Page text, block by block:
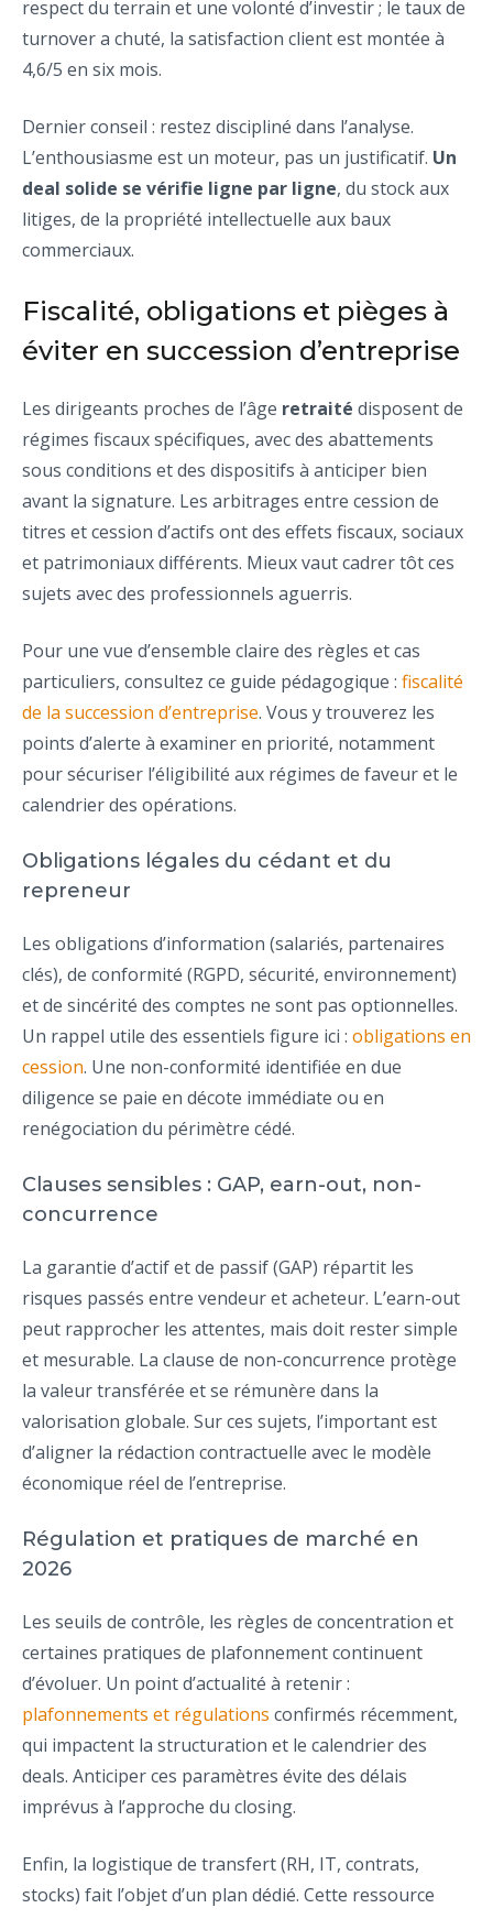
respect du terrain et une volonté d’investir ; le taux de
turnover a chuté, la satisfaction client est montée à
4,6/5 en six mois.
Dernier conseil : restez discipliné dans l’analyse.
L’enthousiasme est un moteur, pas un justificatif. Un
deal solide se vérifie ligne par ligne, du stock aux
litiges, de la propriété intellectuelle aux baux
commerciaux.
Fiscalité, obligations et pièges à
éviter en succession d’entreprise
Les dirigeants proches de l’âge retraité disposent de
régimes fiscaux spécifiques, avec des abattements
sous conditions et des dispositifs à anticiper bien
avant la signature. Les arbitrages entre cession de
titres et cession d’actifs ont des effets fiscaux, sociaux
et patrimoniaux différents. Mieux vaut cadrer tôt ces
sujets avec des professionnels aguerris.
Pour une vue d’ensemble claire des règles et cas
particuliers, consultez ce guide pédagogique : fiscalité
de la succession d’entreprise. Vous y trouverez les
points d’alerte à examiner en priorité, notamment
pour sécuriser l’éligibilité aux régimes de faveur et le
calendrier des opérations.
Obligations légales du cédant et du
repreneur
Les obligations d’information (salariés, partenaires
clés), de conformité (RGPD, sécurité, environnement)
et de sincérité des comptes ne sont pas optionnelles.
Un rappel utile des essentiels figure ici : obligations en
cession. Une non-conformité identifiée en due
diligence se paie en décote immédiate ou en
renégociation du périmètre cédé.
Clauses sensibles : GAP, earn-out, non-
concurrence
La garantie d’actif et de passif (GAP) répartit les
risques passés entre vendeur et acheteur. L’earn-out
peut rapprocher les attentes, mais doit rester simple
et mesurable. La clause de non-concurrence protège
la valeur transférée et se rémunère dans la
valorisation globale. Sur ces sujets, l’important est
d’aligner la rédaction contractuelle avec le modèle
économique réel de l’entreprise.
Régulation et pratiques de marché en
2026
Les seuils de contrôle, les règles de concentration et
certaines pratiques de plafonnement continuent
d’évoluer. Un point d’actualité à retenir :
plafonnements et régulations confirmés récemment,
qui impactent la structuration et le calendrier des
deals. Anticiper ces paramètres évite des délais
imprévus à l’approche du closing.
Enfin, la logistique de transfert (RH, IT, contrats,
stocks) fait l’objet d’un plan dédié. Cette ressource